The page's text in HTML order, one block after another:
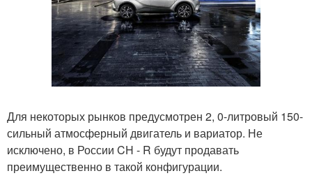
Для некоторых рынков предусмотрен 2, 0-литровый 150-
сильный атмосферный двигатель и вариатор. Не
исключено, в России CH - R будут продавать
преимущественно в такой конфигурации.